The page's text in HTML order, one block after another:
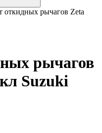
откидных рычагов Zeta
рычагов
Suzuki